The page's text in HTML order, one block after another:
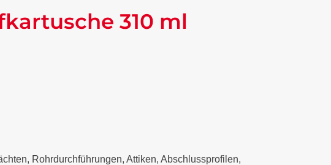
310 ml
Rohrdurchführungen, Attiken, Abschlussprofilen,